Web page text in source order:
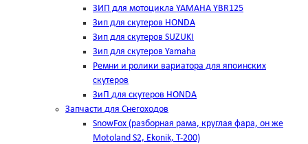
ЗИП для мотоцикла YAMAHA YBR125
Зип для скутеров HONDA
Зип для скутеров SUZUKI
Зип для скутеров Yamaha
Ремни и ролики вариатора для япоинских
скутеров
ЗиП для скутеров HONDA
Запчасти для Снегоходов
SnowFox (разборная рама, круглая фара, он же
Motoland S2, Ekonik, T-200)